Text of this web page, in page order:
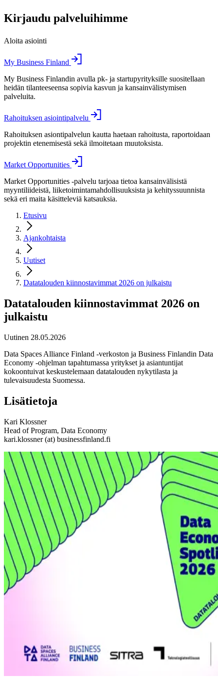
Kirjaudu palveluihimme
Aloita asiointi
My Business Finland
My Business Finlandin avulla pk- ja startupyrityksille suositellaan
heidän tilanteeseensa sopivia kasvun ja kansainvälistymisen
palveluita.
Rahoituksen asiointipalvelu
Rahoituksen asiontipalvelun kautta haetaan rahoitusta, raportoidaan
projektin etenemisestä sekä ilmoitetaan muutoksista.
Market Opportunities
Market Opportunities -palvelu tarjoaa tietoa kansainvälisistä
myyntiliideistä, liiketoimintamahdollisuuksista ja kehityssuunnista
sekä eri maita käsitteleviä katsauksia.
Etusivu
Ajankohtaista
Uutiset
Datatalouden kiinnostavimmat 2026 on julkaistu
Datatalouden kiinnostavimmat 2026 on
julkaistu
Uutinen 28.05.2026
Data Spaces Alliance Finland -verkoston ja Business Finlandin Data
Economy -ohjelman tapahtumassa yritykset ja asiantuntijat
kokoontuivat keskustelemaan datatalouden nykytilasta ja
tulevaisuudesta Suomessa.
Lisätietoja
Kari Klossner
Head of Program, Data Economy
kari.klossner (at) businessfinland.fi